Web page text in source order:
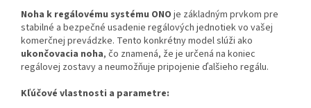
Noha k regálovému systému ONO je základným prvkom pre
stabilné a bezpečné usadenie regálových jednotiek vo vašej
komerčnej prevádzke. Tento konkrétny model slúži ako
ukončovacia noha, čo znamená, že je určená na koniec
regálovej zostavy a neumožňuje pripojenie ďalšieho regálu.
Kľúčové vlastnosti a parametre: